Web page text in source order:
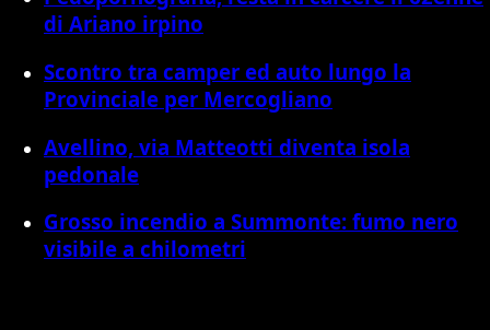
di Ariano irpino
Scontro tra camper ed auto lungo la
Provinciale per Mercogliano
Avellino, via Matteotti diventa isola
pedonale
Grosso incendio a Summonte: fumo nero
visibile a chilometri